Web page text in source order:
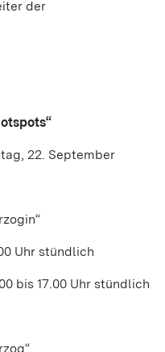
der
22. September
Uhr stündlich
bis 17.00 Uhr stündlich